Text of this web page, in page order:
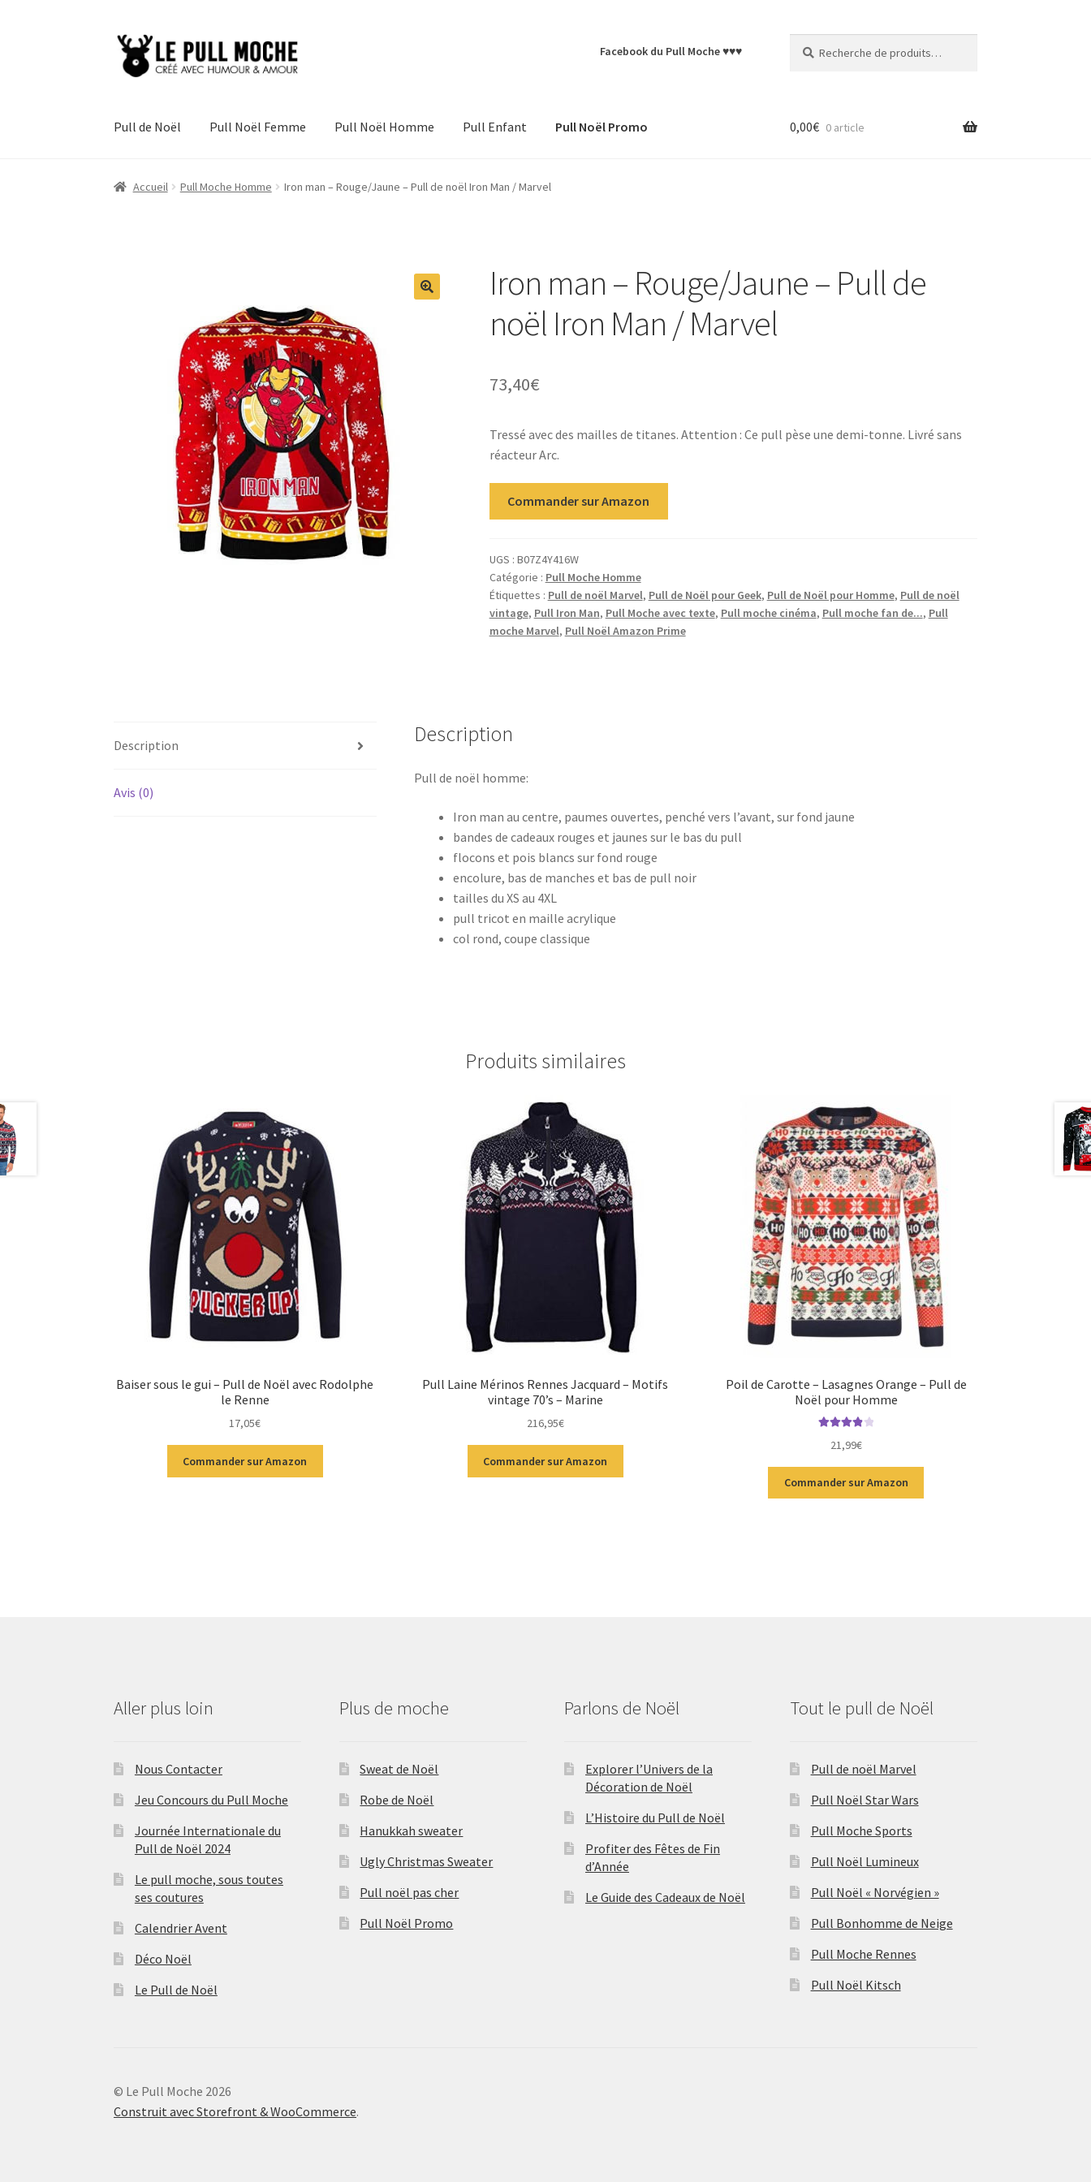
Aller
Aller
au
Facebook du Pull Moche ♥♥♥
pour :
Pull de Noël Pull Noël Femme Pull Noël Homme Pull Enfant Pull Noël Promo 0,00€ 0 article
Accueil Pull Moche Homme Iron man – Rouge/Jaune – Pull de noël Iron Man / Marvel
Iron man – Rouge/Jaune – Pull de
noël Iron Man / Marvel
73,40€
Tressé avec des mailles de titanes. Attention : Ce pull pèse une demi-tonne. Livré sans
réacteur Arc.
Commander sur Amazon
UGS : B07Z4Y416W
Catégorie : Pull Moche Homme
Étiquettes : Pull de noël Marvel, Pull de Noël pour Geek, Pull de Noël pour Homme, Pull de noël
vintage, Pull Iron Man, Pull Moche avec texte, Pull moche cinéma, Pull moche fan de..., Pull
moche Marvel, Pull Noël Amazon Prime
Description
Avis (0)
Description
Pull de noël homme:
Iron man au centre, paumes ouvertes, penché vers l’avant, sur fond jaune
bandes de cadeaux rouges et jaunes sur le bas du pull
flocons et pois blancs sur fond rouge
encolure, bas de manches et bas de pull noir
tailles du XS au 4XL
pull tricot en maille acrylique
col rond, coupe classique
Produits similaires
Baiser sous le gui – Pull de Noël avec Rodolphe
le Renne
17,05€
Commander sur Amazon
Pull Laine Mérinos Rennes Jacquard – Motifs
vintage 70’s – Marine
216,95€
Commander sur Amazon
Poil de Carotte – Lasagnes Orange – Pull de
Noël pour Homme
sur 5
21,99€
Commander sur Amazon
Aller plus loin
Nous Contacter
Jeu Concours du Pull Moche
Journée Internationale du
Pull de Noël 2024
Le pull moche, sous toutes
ses coutures
Calendrier Avent
Déco Noël
Le Pull de Noël
Plus de moche
Sweat de Noël
Robe de Noël
Hanukkah sweater
Ugly Christmas Sweater
Pull noël pas cher
Pull Noël Promo
Parlons de Noël
Explorer l’Univers de la
Décoration de Noël
L’Histoire du Pull de Noël
Profiter des Fêtes de Fin
d’Année
Le Guide des Cadeaux de Noël
Tout le pull de Noël
Pull de noël Marvel
Pull Noël Star Wars
Pull Moche Sports
Pull Noël Lumineux
Pull Noël « Norvégien »
Pull Bonhomme de Neige
Pull Moche Rennes
Pull Noël Kitsch
© Le Pull Moche 2026
Construit avec Storefront & WooCommerce.